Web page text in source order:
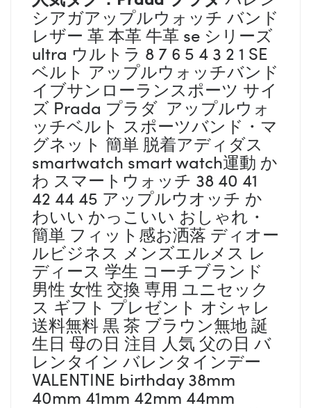
シアガアップルウォッチ バンド
レザー 革 本革 牛革 se シリーズ
ultra ウルトラ 8 7 6 5 4 3 2 1 SE
ベルト アップルウォッチバンド
イブサンローランスポーツ サイ
ズ Prada プラダ アップルウォ
ッチベルト スポーツバンド・マ
グネット 簡単 脱着アディダス
smartwatch smart watch運動 か
わ スマートウォッチ 38 40 41
42 44 45 アップルウオッチ か
わいい かっこいい おしゃれ・
簡単 フィット感お洒落 ディオー
ルビジネス メンズエルメス レ
ディース 学生 コーチブランド
男性 女性 交換 専用 ユニセック
ス ギフト プレゼント オシャレ
送料無料 黒 茶 ブラウン無地 誕
生日 母の日 注目 人気 父の日 バ
レンタイン バレンタインデー
VALENTINE birthday 38mm
40mm 41mm 42mm 44mm